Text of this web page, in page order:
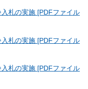
札の実施 [PDFファイル
札の実施 [PDFファイル
札の実施 [PDFファイル